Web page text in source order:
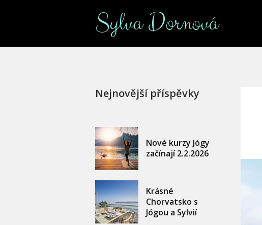
Sylva Dornová
Nejnovější příspěvky
Nové kurzy Jógy
začínají 2.2.2026
Krásné
Chorvatsko s
Jógou a Sylvií